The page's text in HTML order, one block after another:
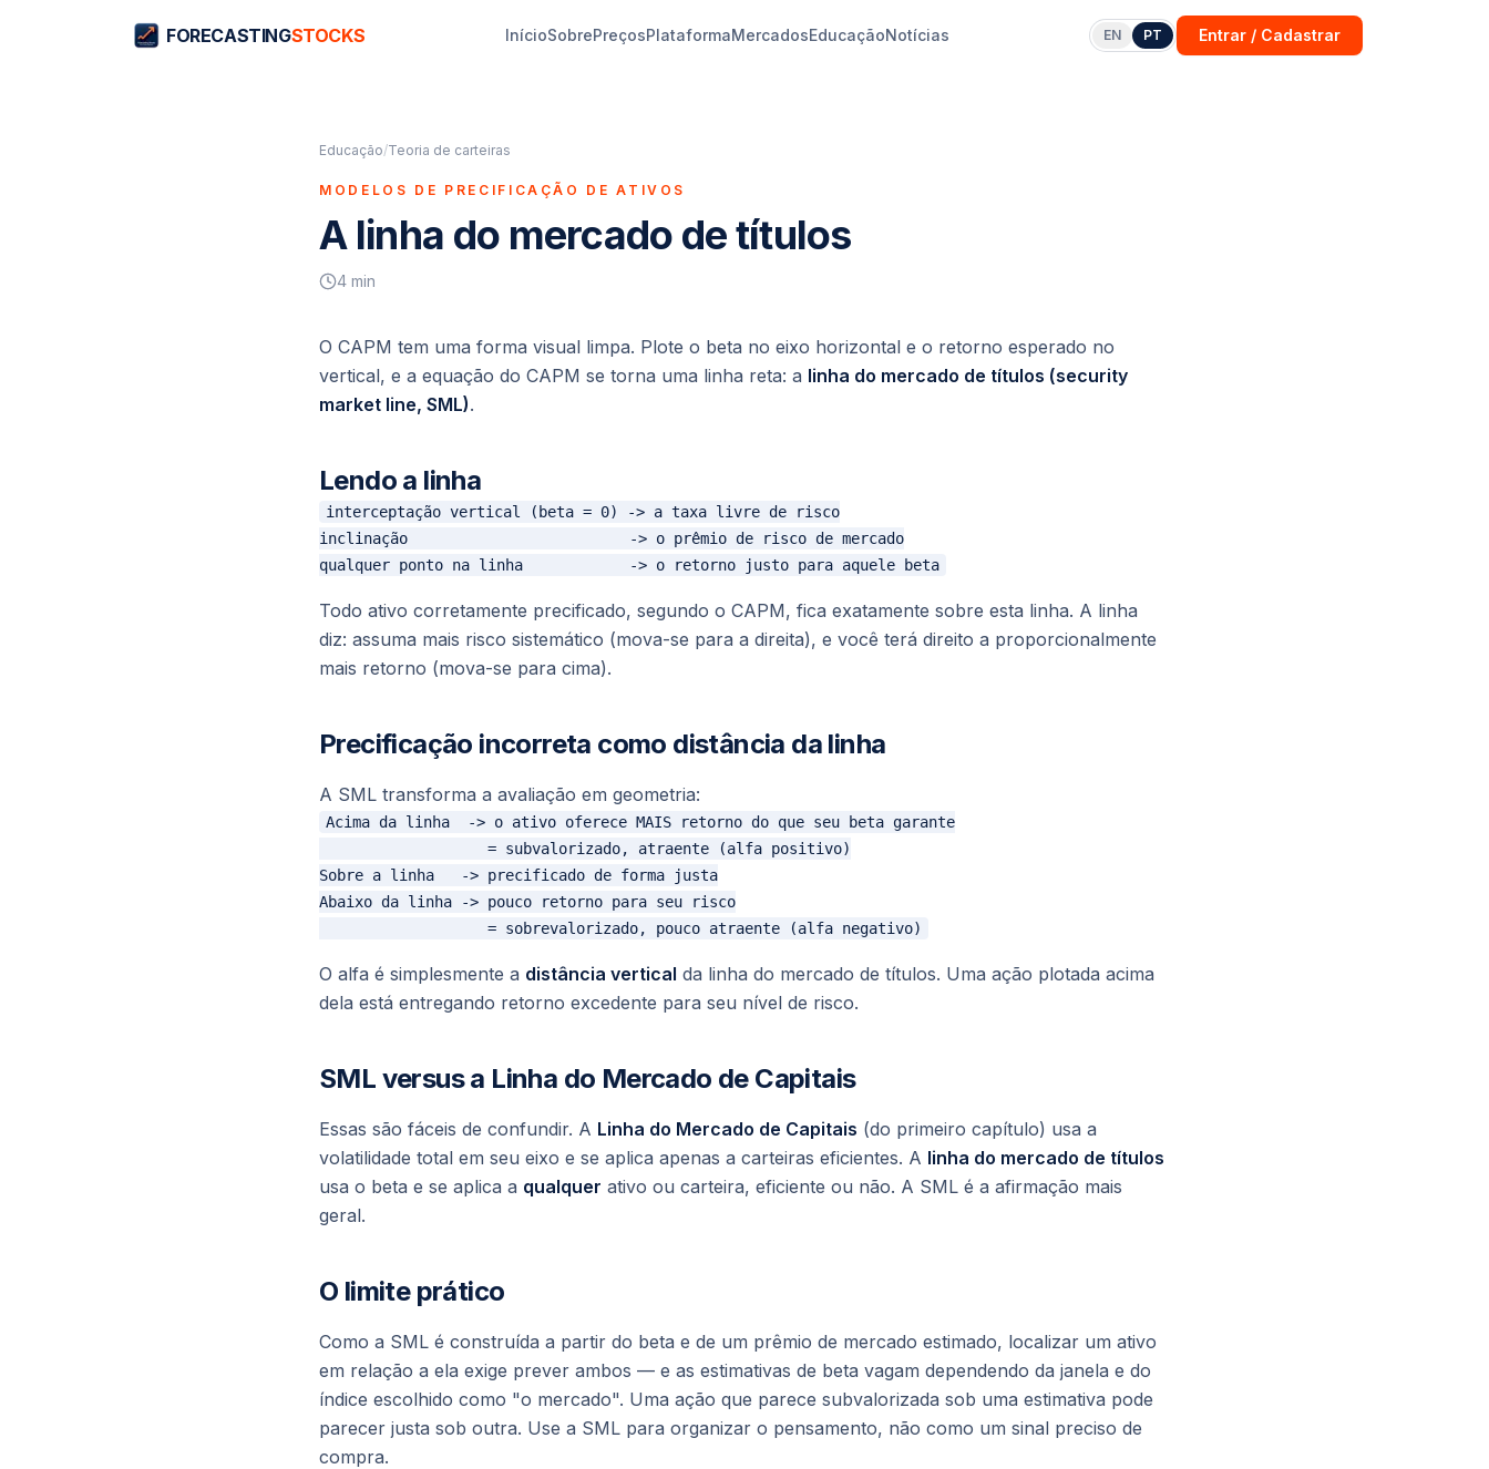
FORECASTINGSTOCKS InícioSobrePreçosPlataformaMercadosEducaçãoNotícias EN PT Entrar / Cadastrar
Educação/Teoria de carteiras
MODELOS DE PRECIFICAÇÃO DE ATIVOS
A linha do mercado de títulos
4 min
O CAPM tem uma forma visual limpa. Plote o beta no eixo horizontal e o retorno esperado no
vertical, e a equação do CAPM se torna uma linha reta: a linha do mercado de títulos (security
market line, SML).
Lendo a linha
interceptação vertical (beta = 0) -> a taxa livre de risco
inclinação                         -> o prêmio de risco de mercado
Todo ativo corretamente precificado, segundo o CAPM, fica exatamente sobre esta linha. A linha
diz: assuma mais risco sistemático (mova-se para a direita), e você terá direito a proporcionalmente
mais retorno (mova-se para cima).
Precificação incorreta como distância da linha
A SML transforma a avaliação em geometria:
Acima da linha  -> o ativo oferece MAIS retorno do que seu beta garante
                   = subvalorizado, atraente (alfa positivo)
Sobre a linha   -> precificado de forma justa
Abaixo da linha -> pouco retorno para seu risco
O alfa é simplesmente a distância vertical da linha do mercado de títulos. Uma ação plotada acima
dela está entregando retorno excedente para seu nível de risco.
SML versus a Linha do Mercado de Capitais
Essas são fáceis de confundir. A Linha do Mercado de Capitais (do primeiro capítulo) usa a
volatilidade total em seu eixo e se aplica apenas a carteiras eficientes. A linha do mercado de títulos
usa o beta e se aplica a qualquer ativo ou carteira, eficiente ou não. A SML é a afirmação mais
geral.
O limite prático
Como a SML é construída a partir do beta e de um prêmio de mercado estimado, localizar um ativo
em relação a ela exige prever ambos — e as estimativas de beta vagam dependendo da janela e do
índice escolhido como "o mercado". Uma ação que parece subvalorizada sob uma estimativa pode
parecer justa sob outra. Use a SML para organizar o pensamento, não como um sinal preciso de
compra.